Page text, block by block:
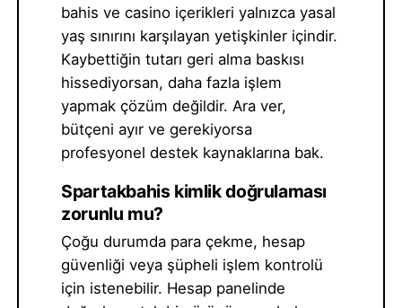
bahis ve casino içerikleri yalnızca yasal
yaş sınırını karşılayan yetişkinler içindir.
Kaybettiğin tutarı geri alma baskısı
hissediyorsan, daha fazla işlem
yapmak çözüm değildir. Ara ver,
bütçeni ayır ve gerekiyorsa
profesyonel destek kaynaklarına bak.
Spartakbahis kimlik doğrulaması
zorunlu mu?
Çoğu durumda para çekme, hesap
güvenliği veya şüpheli işlem kontrolü
için istenebilir. Hesap panelinde